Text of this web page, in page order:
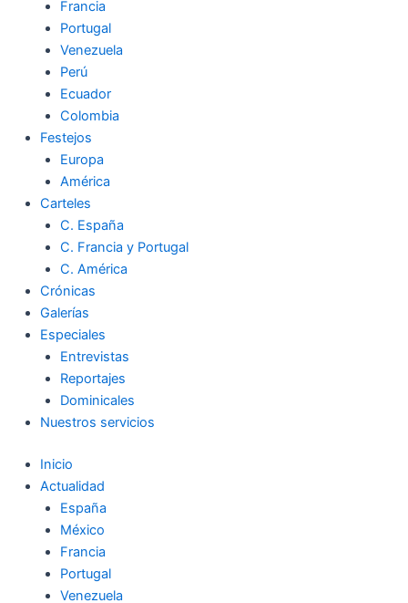
Francia
Portugal
Venezuela
Perú
Ecuador
Colombia
Festejos
Europa
América
Carteles
C. España
C. Francia y Portugal
C. América
Crónicas
Galerías
Especiales
Entrevistas
Reportajes
Dominicales
Nuestros servicios
Inicio
Actualidad
España
México
Francia
Portugal
Venezuela